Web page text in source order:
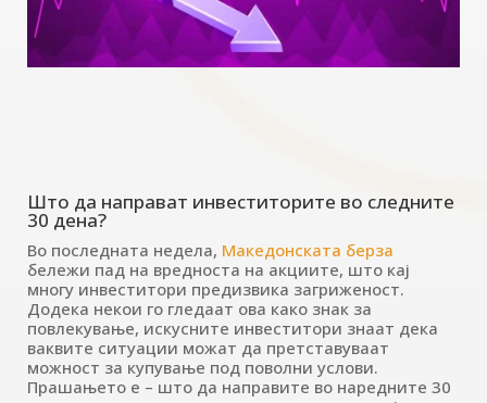
Што да направат инвеститорите во следните
30 дена?
Во последната недела, Македонската берза
бележи пад на вредноста на акциите, што кај
многу инвеститори предизвика загриженост.
Додека некои го гледаат ова како знак за
повлекување, искусните инвеститори знаат дека
ваквите ситуации можат да претставуваат
можност за купување под поволни услови.
Прашањето е – што да направите во наредните 30